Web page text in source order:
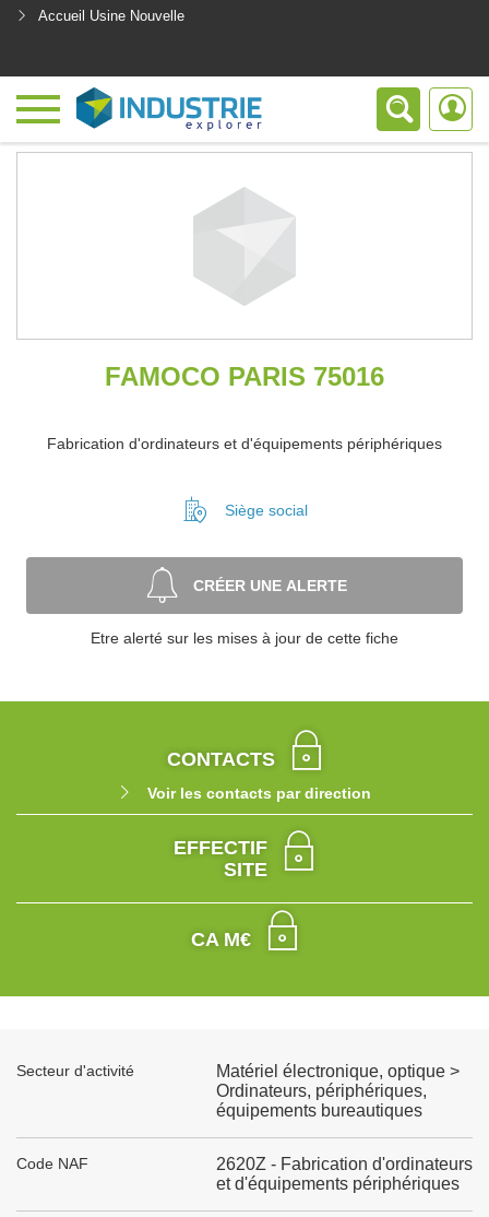
Accueil Usine Nouvelle
FAMOCO PARIS 75016
Fabrication d'ordinateurs et d'équipements périphériques
Siège social
CRÉER UNE ALERTE
Etre alerté sur les mises à jour de cette fiche
CONTACTS
Voir les contacts par direction
EFFECTIF
SITE
CA M€
Secteur d'activité
Matériel électronique, optique >
Ordinateurs, périphériques,
équipements bureautiques
Code NAF
2620Z - Fabrication d'ordinateurs
et d'équipements périphériques